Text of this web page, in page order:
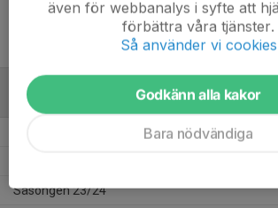
ALLA SERIER ALLA ÅR
Säsongen 23/24
även för webbanalys i syfte att
förbättra våra tjänster.
Så använder vi cookies
Godkänn alla kakor
Bara nödvändiga